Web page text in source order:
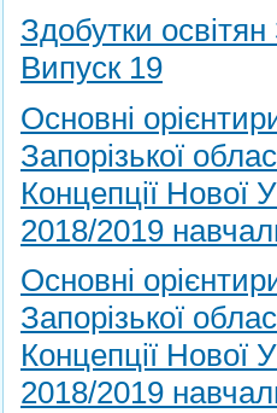
Здобутки освітян
Випуск 19
Основні
Запорізької
Концепції Нової
2018/2019
Основні
Запорізької
Концепції Нової
2018/2019